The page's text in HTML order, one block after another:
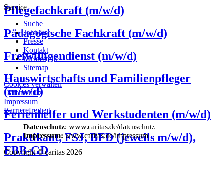
Pflegefachkraft (m/w/d)
Pädagogische Fachkraft (m/w/d)
Freiwilligendienst (m/w/d)
Hauswirtschafts und Familienpfleger
(m/w/d)
Ferienhelfer und Werkstudenten (m/w/d)
Praktikant, FSJ, BFD (jeweils m/w/d),
FBB-GD
Service
Suche
Jobbörse
Presse
Kontakt
Meldestelle
Sitemap
Cookies verwalten
Datenschutz
Impressum
Barrierefreiheit
Datenschutz: www.caritas.de/datenschutz
Impressum: www.caritas.de/impressum
Copyright © caritas 2026